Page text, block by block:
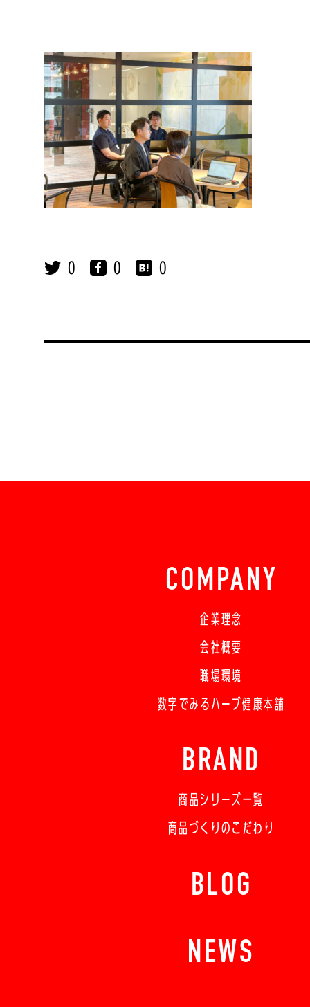
0 0 0
COMPANY
企業理念
会社概要
職場環境
数字でみるハーブ健康本舗
BRAND
商品シリーズ一覧
商品づくりのこだわり
BLOG
NEWS